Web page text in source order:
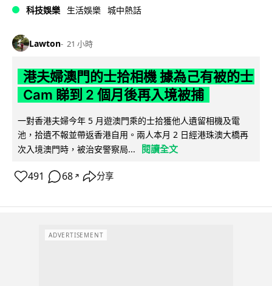
科技娛樂 生活娛樂 城中熱話
Lawton 21 小時
港夫婦澳門的士拾相機 據為己有被的士
Cam 睇到 2 個月後再入境被捕
一對香港夫婦今年 5 月遊澳門乘的士拾獲他人遺留相機及電
池，拾遺不報並帶返香港自用。兩人本月 2 日經港珠澳大橋再
次入境澳門時，被治安警察局...
閱讀全文
491 68 ↗ 分享
ADVERTISEMENT